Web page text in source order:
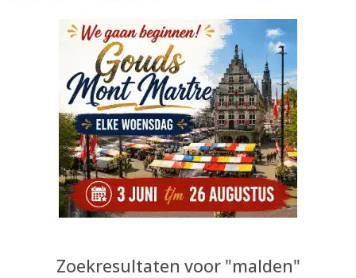
Zoekresultaten voor "malden"